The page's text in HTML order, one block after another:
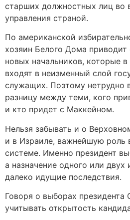
старших должностных лиц во
управления страной.
По американской
хозяин Белого Дома
новых начальников, которые в
входят в неизменный слой
служащих. Поэтому нетрудно
разницу между теми, кого
и кто придет с Маккейном.
Нельзя забывать и о
и в Израиле, важнейшую роль
системе. Именно президент
а назначение одного или
далеко идущие последствия.
Говоря о выборах
учитывать открытость